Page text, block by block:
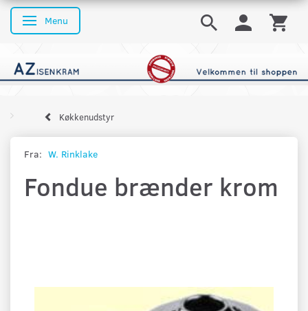
Skifte navigation
Menu
Køkkenudstyr
Fra: W. Rinklake
Fondue brænder krom